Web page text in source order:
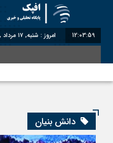
12:04:00 امروز : شنبه, ۱۷ مرداد , ۱۴۰۵
دانش بنیان